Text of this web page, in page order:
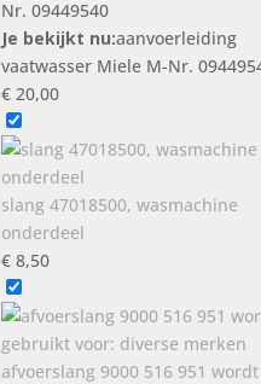
Je bekijkt nu:aanvoerleiding
vaatwasser Miele M-Nr.
€20,00
slang 47018500, wasmachine
onderdeel
€8,50
afvoerslang 9000 516 951 wordt